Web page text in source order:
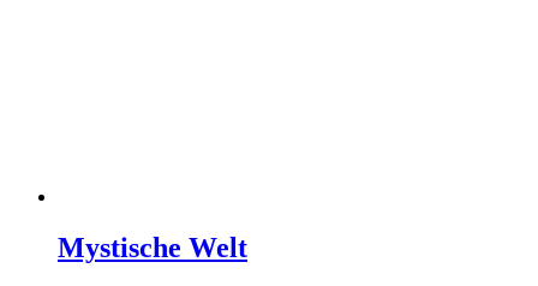
Mystische Welt